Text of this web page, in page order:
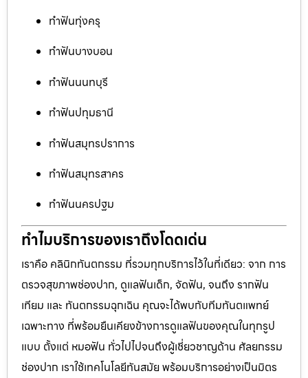
ทำฟันทุ่งครุ
ทำฟันบางบอน
ทำฟันนนทบุรี
ทำฟันปทุมธานี
ทำฟันสมุทรปราการ
ทำฟันสมุทรสาคร
ทำฟันนครปฐม
ทำไมบริการของเราถึงโดดเด่น
เราคือ คลินิกทันตกรรม ที่รวมทุกบริการไว้ในที่เดียว: จาก การ
ตรวจสุขภาพช่องปาก, ดูแลฟันเด็ก, จัดฟัน, จนถึง รากฟัน
เทียม และ ทันตกรรมฉุกเฉิน คุณจะได้พบกับทีมทันตแพทย์
เฉพาะทาง ที่พร้อมยืนเคียงข้างการดูแลฟันของคุณในทุกรูป
แบบ ตั้งแต่ หมอฟัน ทั่วไปไปจนถึงผู้เชี่ยวชาญด้าน ศัลยกรรม
ช่องปาก เราใช้เทคโนโลยีทันสมัย พร้อมบริการอย่างเป็นมิตร